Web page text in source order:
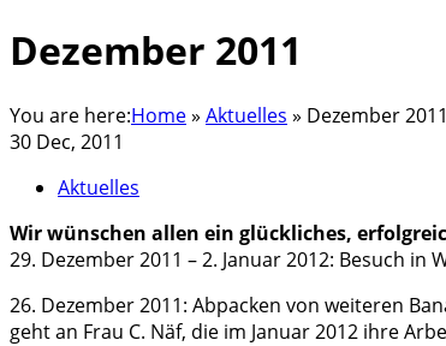
Dezember 2011
You are here:Home» Aktuelles » Dezember 2011
30 Dec, 2011
Aktuelles
Wir wünschen allen ein glückliches,
29. Dezember 2011 – 2. Januar 2012: Besuch
26. Dezember 2011: Abpacken von weiteren
geht an Frau C. Näf, die im Januar 2012 ihre